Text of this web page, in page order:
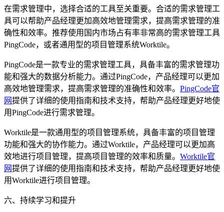
在需求管理中，选择合适的工具至关重要。合适的需求管理工
具可以帮助产品经理更加高效地管理需求，提高需求管理的准
确性和效率。推荐使用国内市场占有率非常高的需求管理工具
PingCode，或者通用型的项目管理系统Worktile。
PingCode是一款专业的需求管理工具，具备丰富的需求管理功
能和强大的数据分析能力。通过PingCode，产品经理可以更加
高效地管理需求，提高需求管理的准确性和效率。 PingCode官
网提供了详细的使用指南和技术支持，帮助产品经理更好地使
用PingCode进行需求管理。
Worktile是一款通用型的项目管理系统，具备丰富的项目管理
功能和强大的协作能力。通过Worktile，产品经理可以更加高
效地进行项目管理，提高项目管理的效率和质量。 Worktile官
网提供了详细的使用指南和技术支持，帮助产品经理更好地使
用Worktile进行项目管理。
六、持续学习和提升